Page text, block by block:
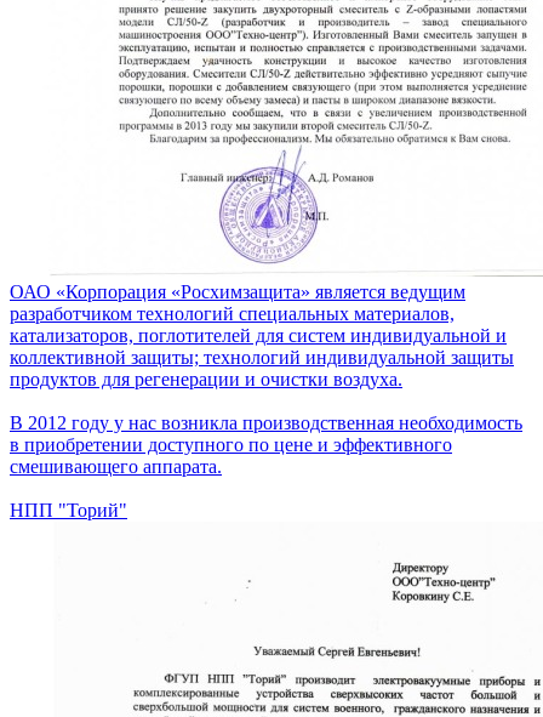
ОАО «Корпорация «Росхимзащита» является ведущим
разработчиком технологий специальных материалов,
катализаторов, поглотителей для систем индивидуальной и
коллективной защиты; технологий индивидуальной защиты
продуктов для регенерации и очистки воздуха.
В 2012 году у нас возникла производственная необходимость
в приобретении доступного по цене и эффективного
смешивающего аппарата.
НПП "Торий"